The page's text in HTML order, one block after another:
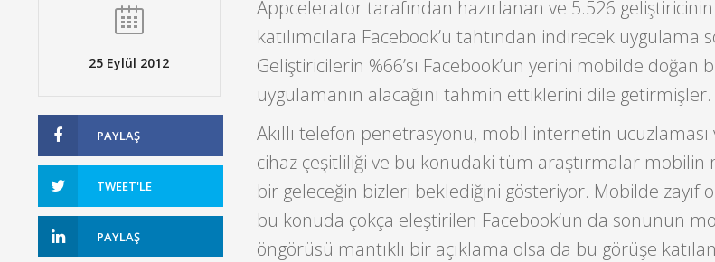
25 Eylül 2012
PAYLAŞ
TWEET'LE
PAYLAŞ
Appcelerator tarafından hazırlanan ve 5.526 geliştiricinin
katılımcılara Facebook’u tahtından indirecek uygulama
Geliştiricilerin %66’sı Facebook’un yerini mobilde doğan
uygulamanın alacağını tahmin ettiklerini dile getirmişler.
Akıllı telefon penetrasyonu, mobil internetin ucuzlaması
cihaz çeşitliliği ve bu konudaki tüm araştırmalar mobilin
bir geleceğin bizleri beklediğini gösteriyor. Mobilde zayıf
bu konuda çokça eleştirilen Facebook’un da sonunun
öngörüsü mantıklı bir açıklama olsa da bu görüşe